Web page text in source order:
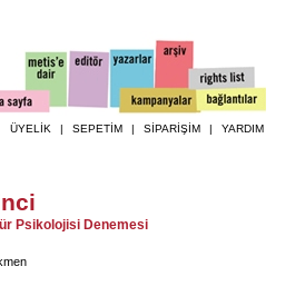
ÜYELİK | SEPETİM | SİPARİŞİM | YARDIM
Psikolojisi Denemesi